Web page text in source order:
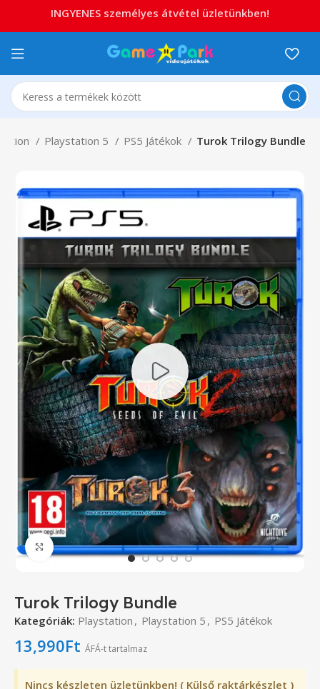
Playstation 5 PS5 Játékok Turok Trilogy Bundle
Click to enlarge
Turok Trilogy Bundle
Kategóriák: Playstation , Playstation 5 , PS5 Játékok
13,990Ft ÁFÁ-t tartalmaz
Nincs készleten üzletünkben! ( Külső raktárkészlet )
INGYENES személyes átvétel üzletünkben!